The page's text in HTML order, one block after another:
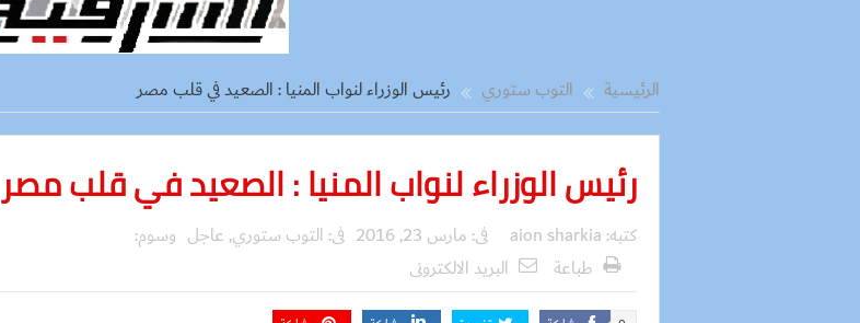
الرئيسية التوب ستوري رئيس الوزراء لنواب المنيا : الصعيد في قلب مصر
رئيس الوزراء لنواب المنيا : الصعيد في قلب مصر
كتبه: aion sharkia فى: مارس 23, 2016 فى: التوب ستوري, عاجل وسوم:
طباعة
البريد الالكترونى